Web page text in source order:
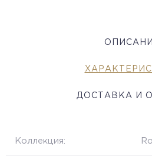
ДОСТАВКА И
Коллекция: